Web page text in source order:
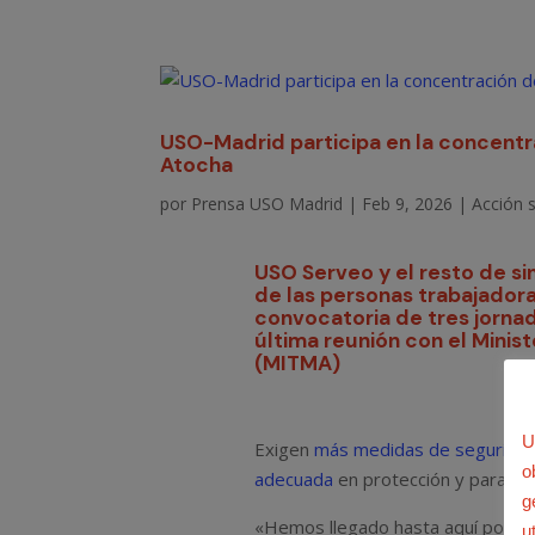
USO-Madrid participa en la
Atocha
por Prensa USO Madrid | Feb 9, 2026 |Acción
USO Serveo y el resto de
de las personas
convocatoria de tres
última reunión con el
(MITMA)
Exigen más medidas de
adecuada en protección y para
«Hemos llegado hasta aquí